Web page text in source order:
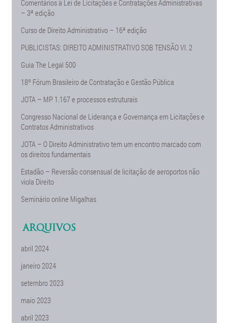
Comentários à Lei de Licitações e Contratações Administrativas
– 3ª edição
Curso de Direito Administrativo – 16ª edição
PUBLICISTAS: DIREITO ADMINISTRATIVO SOB TENSÃO Vl. 2
Guia The Legal 500
18º Fórum Brasileiro de Contratação e Gestão Pública
JOTA – MP 1.167 e processos estruturais
Congresso Nacional de Liderança e Governança em Licitações e
Contratos Administrativos
JOTA – O Direito Administrativo tem um encontro marcado com
os direitos fundamentais
Estadão – Reversão consensual de licitação de aeroportos não
viola Direito
Seminário online Migalhas
ARQUIVOS
abril 2024
janeiro 2024
setembro 2023
maio 2023
abril 2023